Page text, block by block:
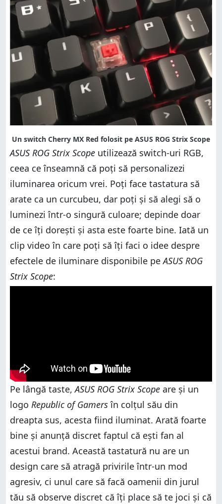
Un switch Cherry MX Red folosit pe ASUS ROG Strix Scope
ASUS ROG Strix Scope utilizează switch-uri RGB,
ceea ce înseamnă că poți să personalizezi
iluminarea oricum vrei. Poți face tastatura să
arate ca un curcubeu, dar poți și să alegi să o
luminezi într-o singură culoare; depinde doar
de ce îți dorești și asta este foarte bine. Iată un
clip video în care poți să îți faci o idee despre
efectele de iluminare disponibile peASUS ROG
Strix Scope:
Pe lângă taste,ASUS ROG Strix Scope are și un
logo Republic of Gamersîn colțul său din
dreapta sus, acesta fiind iluminat. Arată foarte
bine și anunță discret faptul că ești fan al
acestui brand. Această tastatură nu are un
design care să atragă privirile într-un mod
agresiv, ci unul care să facă oamenii din jurul
tău să observe discret că îți place să te joci și că